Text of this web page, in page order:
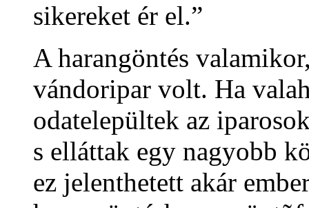
sikereket ér el.”
A harangöntés
vándoripar volt. Ha
odatelepültek az
s elláttak egy nagyobb
ez jelenthetett akár